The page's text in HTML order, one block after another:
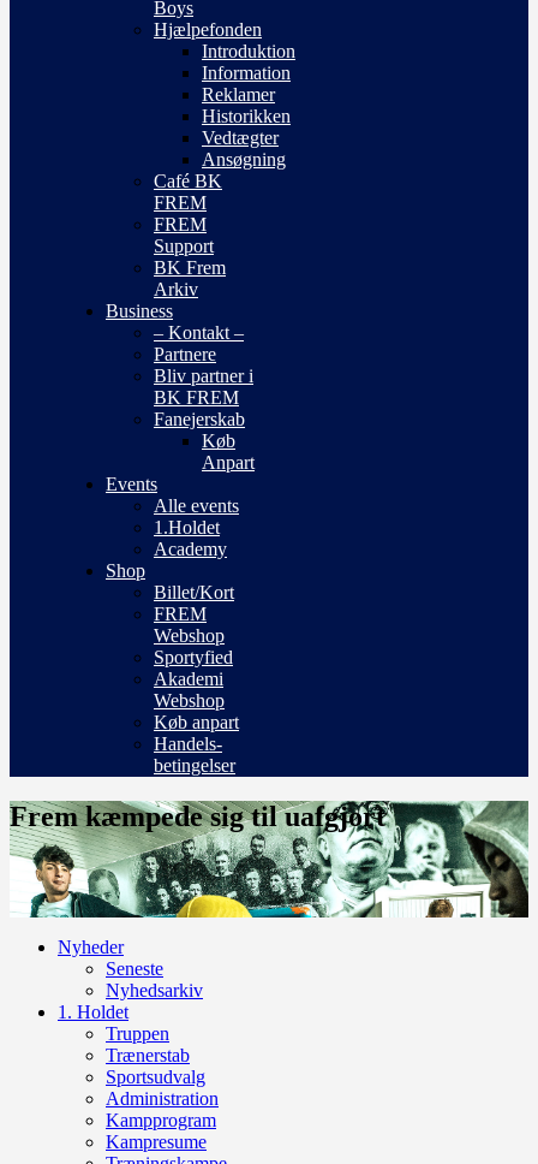
Boys
Hjælpefonden
Introduktion
Information
Reklamer
Historikken
Vedtægter
Ansøgning
Café BK
FREM
FREM
Support
BK Frem
Arkiv
Business
– Kontakt –
Partnere
Bliv partner i
BK FREM
Fanejerskab
Køb
Anpart
Events
Alle events
1.Holdet
Academy
Shop
Billet/Kort
FREM
Webshop
Sportyfied
Akademi
Webshop
Køb anpart
Handels-
betingelser
Frem kæmpede sig til uafgjort
Nyheder
Seneste
Nyhedsarkiv
1. Holdet
Truppen
Trænerstab
Sportsudvalg
Administration
Kampprogram
Kampresume